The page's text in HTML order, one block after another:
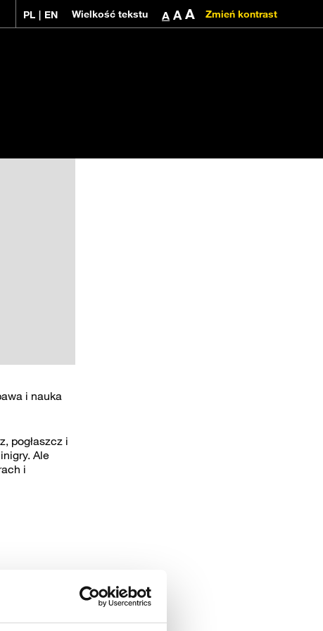
PL | EN Wielkość tekstu A A A Zmień kontrast
w ok.1min.
i nauka
pogłaszcz i
Ale
i